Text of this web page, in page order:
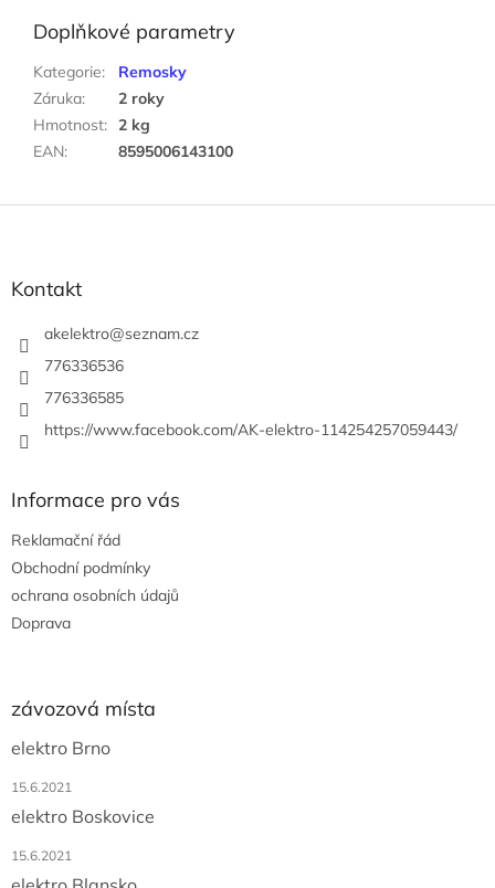
Doplňkové parametry
Kategorie:
Remosky
Záruka:
2 roky
Hmotnost: 2 kg
EAN: 8595006143100
Z
Kontakt
akelektro@seznam.cz
776336536
776336585
https://www.facebook.com/AK-elektro-114254257059443/
Informace pro vás
Reklamační řád
Obchodní podmínky
ochrana osobních údajů
Doprava
závozová místa
elektro Brno
15.6.2021
elektro Boskovice
15.6.2021